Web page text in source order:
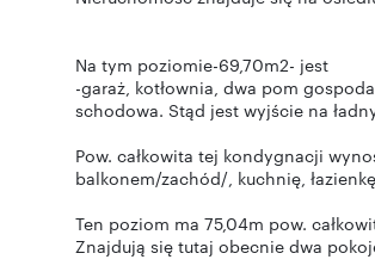
Na tym poziomie-69,70m2- jest
-garaż, kotłownia, dwa pom
schodowa. Stąd jest wyjście na
Pow. całkowita tej kondygnacji
balkonem/zachód/, kuchnię,
Ten poziom ma 75,04m pow.
Znajdują się tutaj obecnie dwa